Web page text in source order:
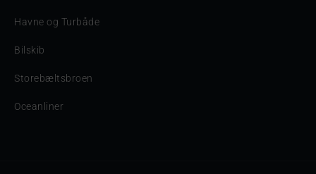
Havne og Turbåde
Bilskib
Storebæltsbroen
Oceanliner